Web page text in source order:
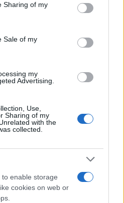
behaviour. You may click to
and its third-party tags to
purposes in below Google
Sharing of my
Sale of my
my
Advertising.
Use,
Sharing of my
with the
collected.
enable storage
cookies on web or
Sa grand-mère, Espérance,
soin d’elle depuis, a
à se faire dépister.
un traitement
diminué, passant en
années.
deux fait partie d’un
progressivement leur maladie.
clinicien au centre MSF,
de commencer à discuter
de longue durée entre
la maladie n’est pas
outils pédagogiques,